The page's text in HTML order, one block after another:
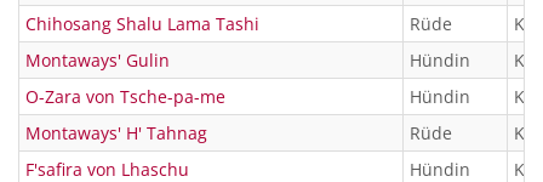
Chihosang Shalu Lama Tashi
Rüde
Montaways' Gulin
Hündin
O-Zara von Tsche-pa-me
Hündin
Montaways' H' Tahnag
Rüde
F'safira von Lhaschu
Hündin